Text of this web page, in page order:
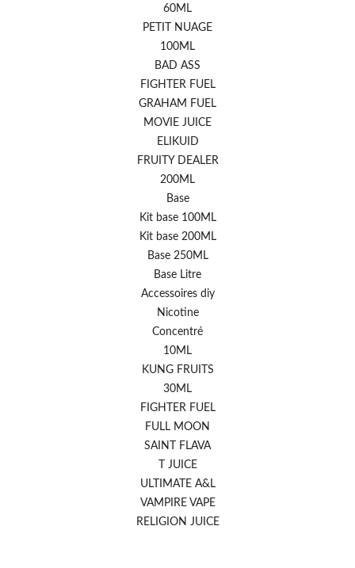
60ML
PETIT NUAGE
100ML
BAD ASS
FIGHTER FUEL
GRAHAM FUEL
MOVIE JUICE
ELIKUID
FRUITY DEALER
200ML
Base
Kit base 100ML
Kit base 200ML
Base 250ML
Base Litre
Accessoires diy
Nicotine
Concentré
10ML
KUNG FRUITS
30ML
FIGHTER FUEL
FULL MOON
SAINT FLAVA
T JUICE
ULTIMATE A&L
VAMPIRE VAPE
RELIGION JUICE